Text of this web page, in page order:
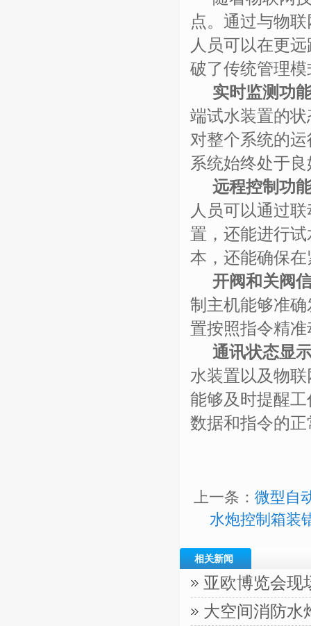
点。通过与物
人员可以在更
破了传统管理
实时监测功
端试水装置的
对整个系统的
系统始终处于
远程控制功
人员可以通过
置，还能进行
本，还能确保
开阀和关阀
制主机能够准
置按照指令精
通讯状态显
水装置以及物
能够及时提醒
数据和指令的
上一条： 微型自
水炮控制箱装
相关新闻
亚欧博览会现
大空间消防水